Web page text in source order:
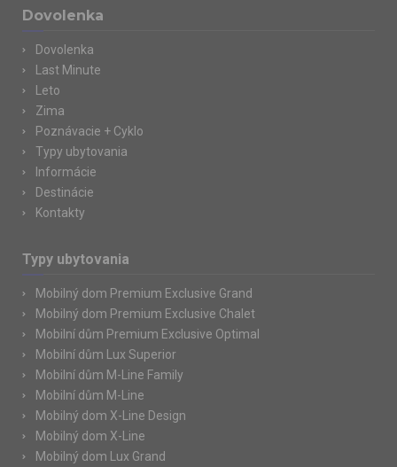
Dovolenka
Dovolenka
Last Minute
Leto
Zima
Poznávacie + Cyklo
Typy ubytovania
Informácie
Destinácie
Kontakty
Typy ubytovania
Mobilný dom Premium Exclusive Grand
Mobilný dom Premium Exclusive Chalet
Mobilní dům Premium Exclusive Optimal
Mobilní dům Lux Superior
Mobilní dům M-Line Family
Mobilní dům M-Line
Mobilný dom X-Line Design
Mobilný dom X-Line
Mobilný dom Lux Grand